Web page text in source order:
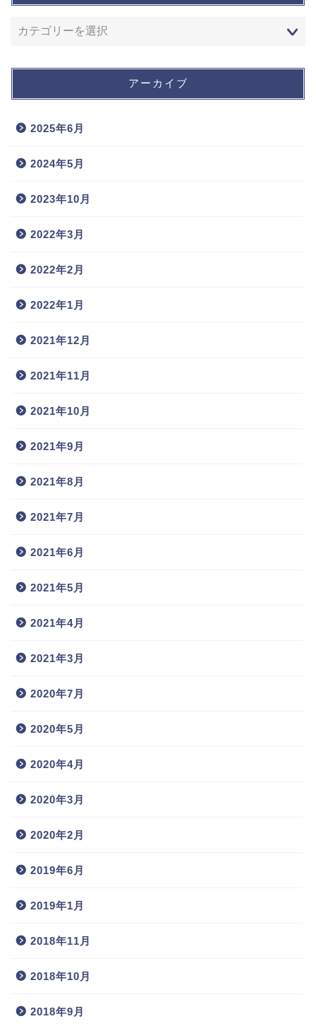
アーカイブ
2025年6月
2024年5月
2023年10月
2022年3月
2022年2月
2022年1月
2021年12月
2021年11月
2021年10月
2021年9月
2021年8月
2021年7月
2021年6月
2021年5月
2021年4月
2021年3月
2020年7月
2020年5月
2020年4月
2020年3月
2020年2月
2019年6月
2019年1月
2018年11月
2018年10月
2018年9月